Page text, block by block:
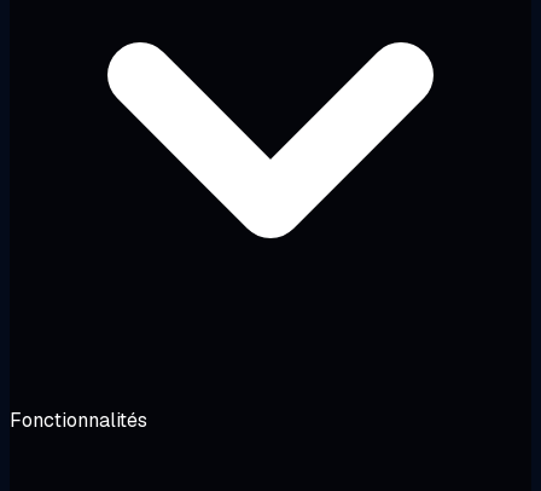
Fonctionnalités